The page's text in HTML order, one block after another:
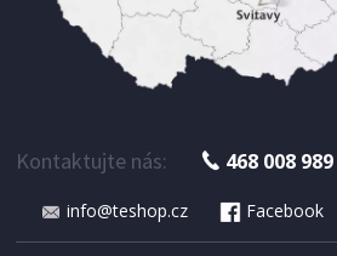
179 Kč
SUŠIČKA OVOCE S ČASOVAČEM
Kontaktujte nás: 468 008 989
info@teshop.cz Facebook